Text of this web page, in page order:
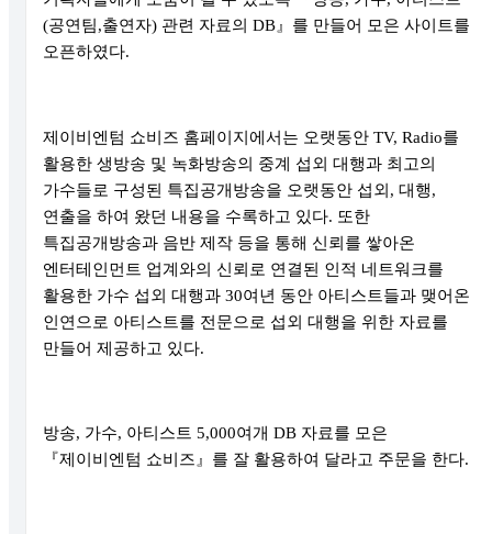
(공연팀,출연자) 관련 자료의 DB 』 를 만들어 모은 사이트를
오픈하였다.
제이비엔텀 쇼비즈 홈페이지에서는 오랫동안 TV, Radio를
활용한 생방송 및 녹화방송의 중계 섭외 대행과 최고의
가수들로 구성된 특집공개방송을 오랫동안 섭외, 대행,
연출을 하여 왔던 내용을 수록하고 있다. 또한
특집공개방송과 음반 제작 등을 통해 신뢰를 쌓아온
엔터테인먼트 업계와의 신뢰로 연결된 인적 네트워크를
활용한 가수 섭외 대행과 30여년 동안 아티스트들과 맺어온
인연으로 아티스트를 전문으로 섭외 대행을 위한 자료를
만들어 제공하고 있다.
방송, 가수, 아티스트 5,000여개 DB 자료를 모은
『제이비엔텀 쇼비즈 』 를 잘 활용하여 달라고 주문을 한다.